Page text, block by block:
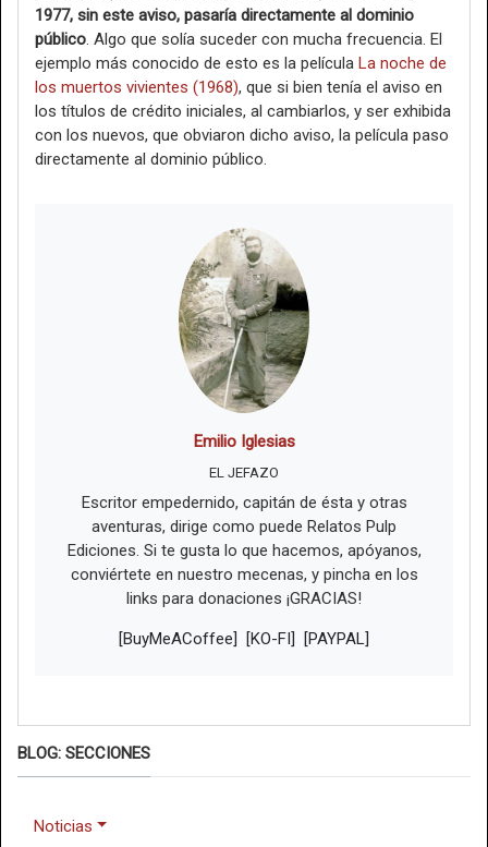
1977, sin este aviso, pasaría directamente al dominio
público. Algo que solía suceder con mucha frecuencia. El
ejemplo más conocido de esto es la película La noche de
los muertos vivientes (1968), que si bien tenía el aviso en
los títulos de crédito iniciales, al cambiarlos, y ser exhibida
con los nuevos, que obviaron dicho aviso, la película paso
directamente al dominio público.
Emilio Iglesias
EL JEFAZO
Escritor empedernido, capitán de ésta y otras
aventuras, dirige como puede Relatos Pulp
Ediciones. Si te gusta lo que hacemos, apóyanos,
conviértete en nuestro mecenas, y pincha en los
links para donaciones ¡GRACIAS!
[BuyMeACoffee] [KO-FI] [PAYPAL]
BLOG: SECCIONES
Noticias